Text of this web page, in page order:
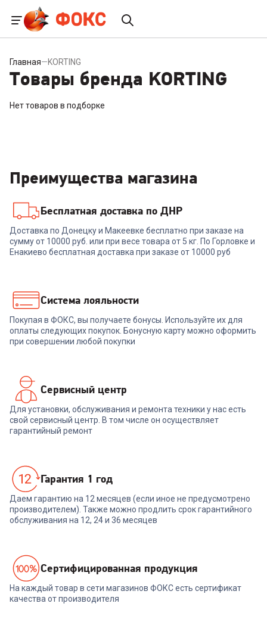
Главная—KORTING
Товары бренда KORTING
Нет товаров в подборке
Преимущества магазина
Бесплатная доставка по ДНР
Доставка по Донецку и Макеевке бесплатно при заказе на
сумму от 10000 руб. или при весе товара от 5 кг. По Горловке и
Енакиево бесплатная доставка при заказе от 10000 руб
Система лояльности
Покупая в ФОКС, вы получаете бонусы. Используйте их для
оплаты следующих покупок. Бонусную карту можно оформить
при совершении любой покупки
Сервисный центр
Для установки, обслуживания и ремонта техники у нас есть
свой сервисный центр. В том числе он осуществляет
гарантийный ремонт
Гарантия 1 год
Даем гарантию на 12 месяцев (если иное не предусмотрено
производителем). Также можно продлить срок гарантийного
обслуживания на 12, 24 и 36 месяцев
Cертифицированная продукция
На каждый товар в сети магазинов ФОКС есть сертификат
качества от производителя